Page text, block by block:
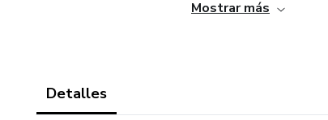
Mostrar más
Detalles